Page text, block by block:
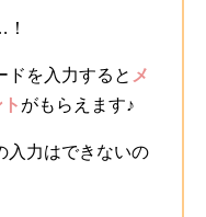
ドを入力すると メ
がもらえます♪
入力はできないの